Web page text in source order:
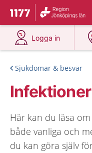
Till startsidan för 1177
Du har valt
Logga in
på 1177.se
Sjukdomar & besvär
Infektioner
Här kan du läsa
både vanliga och
du kan göra själv